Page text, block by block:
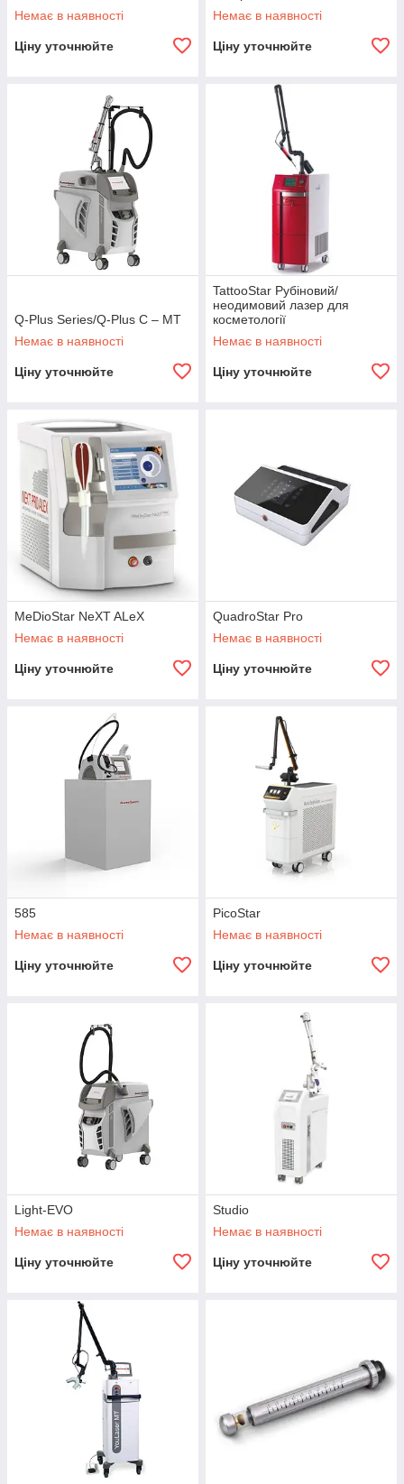
Немає в наявності
Ціну уточнюйте
Немає в наявності
Ціну уточнюйте
Q-Plus Series/Q-Plus C – MT
Немає в наявності
Ціну уточнюйте
TattooStar Рубіновий/
неодимовий лазер для
косметології
Немає в наявності
Ціну уточнюйте
MeDioStar NeXT ALeX
Немає в наявності
Ціну уточнюйте
QuadroStar Pro
Немає в наявності
Ціну уточнюйте
585
Немає в наявності
Ціну уточнюйте
PicoStar
Немає в наявності
Ціну уточнюйте
Light-EVO
Немає в наявності
Ціну уточнюйте
Studio
Немає в наявності
Ціну уточнюйте